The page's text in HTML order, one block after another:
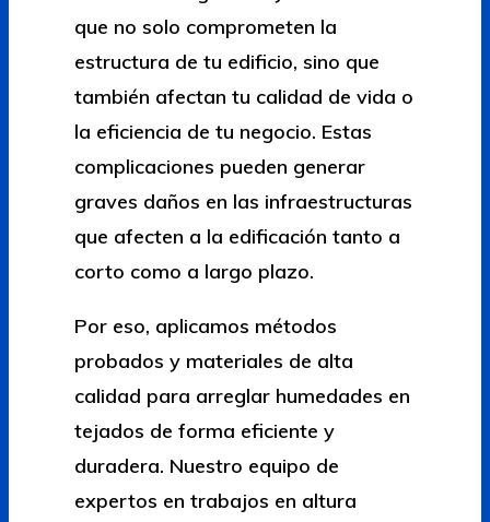
que no solo comprometen la
estructura de tu edificio, sino que
también afectan tu calidad de vida o
la eficiencia de tu negocio. Estas
complicaciones pueden generar
graves daños en las infraestructuras
que afecten a la edificación tanto a
corto como a largo plazo.
Por eso, aplicamos métodos
probados y materiales de alta
calidad para arreglar humedades en
tejados de forma eficiente y
duradera. Nuestro equipo de
expertos en trabajos en altura